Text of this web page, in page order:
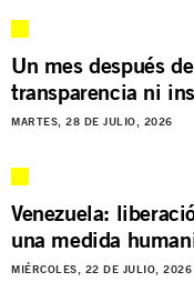
Un mes después
transparencia ni
MARTES, 28 DE JULIO, 2026
Venezuela:
una medida
MIÉRCOLES, 22 DE JULIO, 2026